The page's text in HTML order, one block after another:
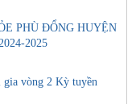
PHÙ ĐỔNG HUYỆN
2025
vòng 2 Kỳ tuyền